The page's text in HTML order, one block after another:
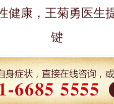
健康，王菊勇医生
键